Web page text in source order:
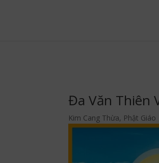
Đa Văn Thiên
Kim Cang Thừa, Phật Giáo